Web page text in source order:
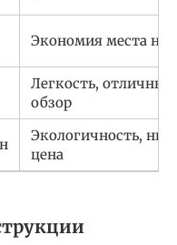
Экономия места на
Легкость, отличный
обзор
Экологичность,
цена